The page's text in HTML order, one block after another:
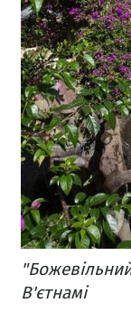
В'єтнамі